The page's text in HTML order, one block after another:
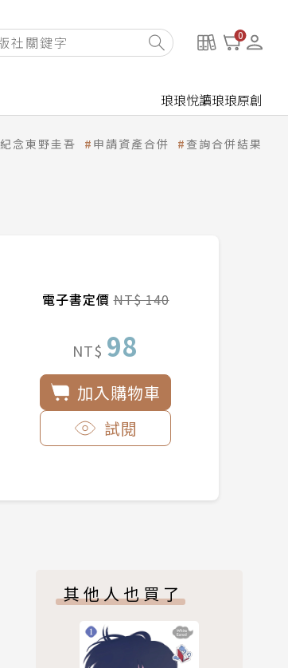
0
琅琅悅讀琅琅原創
紀念東野圭吾 申請資產合併 查詢合併結果
電子書定價NT$ 140
NT$ 98
加入購物車
試閱
其他人也買了